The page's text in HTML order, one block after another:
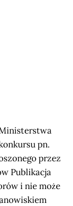
pn.
przez
Publikacja
i nie może